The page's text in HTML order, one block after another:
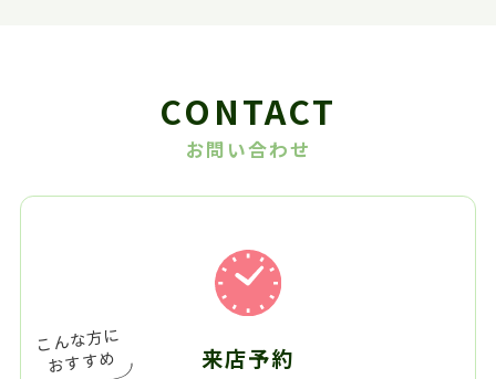
CONTACT
お問い合わせ
来店予約